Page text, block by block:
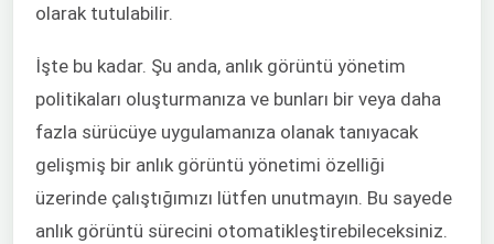
olarak tutulabilir.
İşte bu kadar. Şu anda, anlık görüntü yönetim
politikaları oluşturmanıza ve bunları bir veya daha
fazla sürücüye uygulamanıza olanak tanıyacak
gelişmiş bir anlık görüntü yönetimi özelliği
üzerinde çalıştığımızı lütfen unutmayın. Bu sayede
anlık görüntü sürecini otomatikleştirebileceksiniz.